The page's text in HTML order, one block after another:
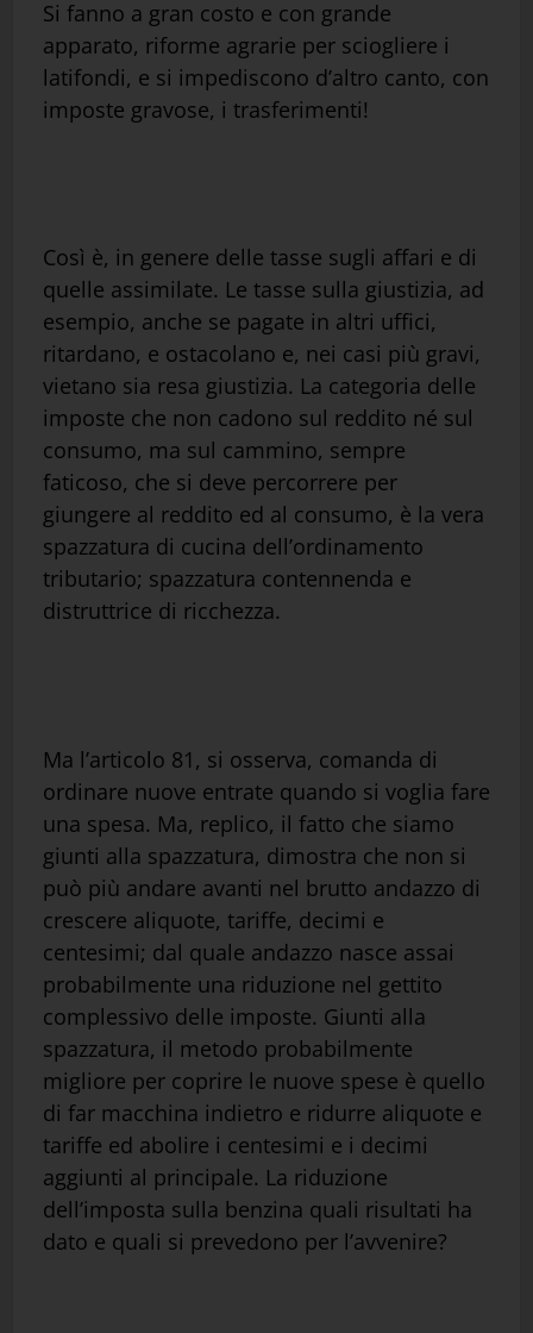
Si fanno a gran costo e con grande
apparato, riforme agrarie per sciogliere i
latifondi, e si impediscono d’altro canto, con
imposte gravose, i trasferimenti!
Così è, in genere delle tasse sugli affari e di
quelle assimilate. Le tasse sulla giustizia, ad
esempio, anche se pagate in altri uffici,
ritardano, e ostacolano e, nei casi più gravi,
vietano sia resa giustizia. La categoria delle
imposte che non cadono sul reddito né sul
consumo, ma sul cammino, sempre
faticoso, che si deve percorrere per
giungere al reddito ed al consumo, è la vera
spazzatura di cucina dell’ordinamento
tributario; spazzatura contennenda e
distruttrice di ricchezza.
Ma l’articolo 81, si osserva, comanda di
ordinare nuove entrate quando si voglia fare
una spesa. Ma, replico, il fatto che siamo
giunti alla spazzatura, dimostra che non si
può più andare avanti nel brutto andazzo di
crescere aliquote, tariffe, decimi e
centesimi; dal quale andazzo nasce assai
probabilmente una riduzione nel gettito
complessivo delle imposte. Giunti alla
spazzatura, il metodo probabilmente
migliore per coprire le nuove spese è quello
di far macchina indietro e ridurre aliquote e
tariffe ed abolire i centesimi e i decimi
aggiunti al principale. La riduzione
dell’imposta sulla benzina quali risultati ha
dato e quali si prevedono per l’avvenire?